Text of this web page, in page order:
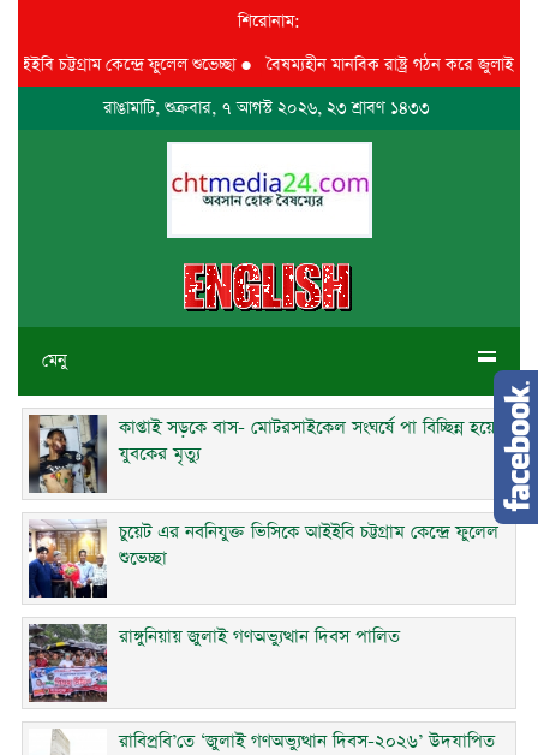
শিরোনাম:
কেন্দ্রে ফুলেল শুভেচ্ছা●বৈষম্যহীন মানবিক রাষ্ট্র গঠন করে জুলাই
রাঙামাটি, শুক্রবার, ৭ আগস্ট ২০২৬, ২৩ শ্রাবণ ১৪৩৩
মেনু
কাপ্তাই সড়কে বাস- মোটরসাইকেল সংঘর্ষে পা বিচ্ছিন্ন হয়ে
যুবকের মৃত্যু
চুয়েট এর নবনিযুক্ত ভিসিকে আইইবি চট্টগ্রাম কেন্দ্রে ফুলেল
শুভেচ্ছা
রাঙ্গুনিয়ায় জুলাই গণঅভ্যুত্থান দিবস পালিত
রাবিপ্রবি’তে ‘জুলাই গণঅভ্যুত্থান দিবস-২০২৬’ উদযাপিত